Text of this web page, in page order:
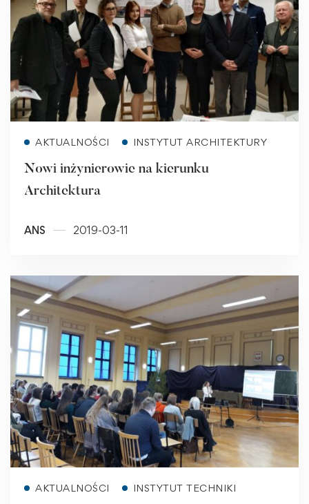
AKTUALNOŚCI INSTYTUT ARCHITEKTURY
Nowi inżynierowie na kierunku
Architektura
ANS 2019-03-11
AKTUALNOŚCI INSTYTUT TECHNIKI